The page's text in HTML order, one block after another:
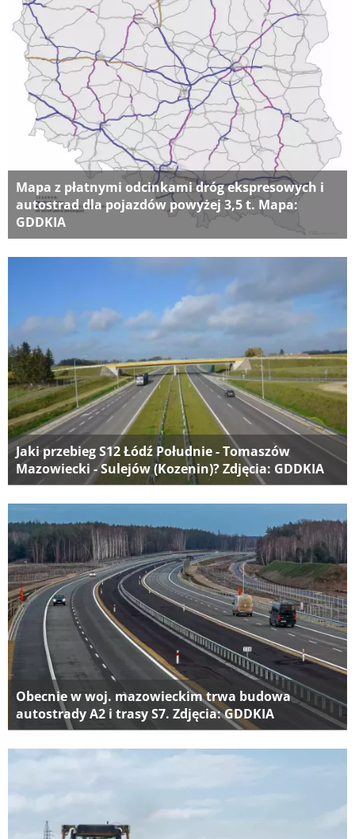
Mapa z płatnymi odcinkami dróg ekspresowych i
autostrad dla pojazdów powyżej 3,5 t. Mapa:
GDDKIA
Jaki przebieg S12 Łódź Południe - Tomaszów
Mazowiecki - Sulejów (Kozenin)? Zdjęcia: GDDKIA
Obecnie w woj. mazowieckim trwa budowa
autostrady A2 i trasy S7. Zdjęcia: GDDKIA